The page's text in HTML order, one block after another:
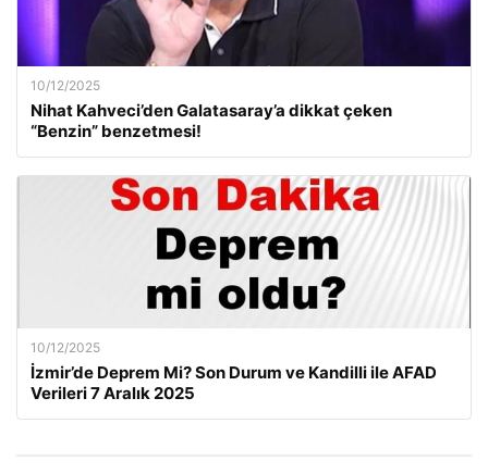
10/12/2025
Nihat Kahveci’den Galatasaray’a dikkat çeken
“Benzin” benzetmesi!
10/12/2025
İzmir’de Deprem Mi? Son Durum ve Kandilli ile AFAD
Verileri 7 Aralık 2025